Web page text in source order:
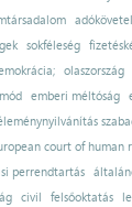
sokféleség
olaszország
emberi méltóság
court of human
perrendtartás
civil felsőoktatás